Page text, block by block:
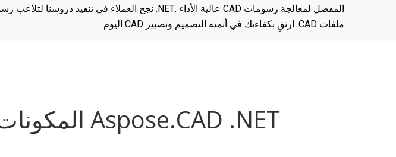
ملفات CAD. ارتقِ بكفاءتك في أتمتة التصميم وتصيير CAD اليوم.
Aspose.CAD .NET المكونات الإضافية: فقط $99 كل واحد!